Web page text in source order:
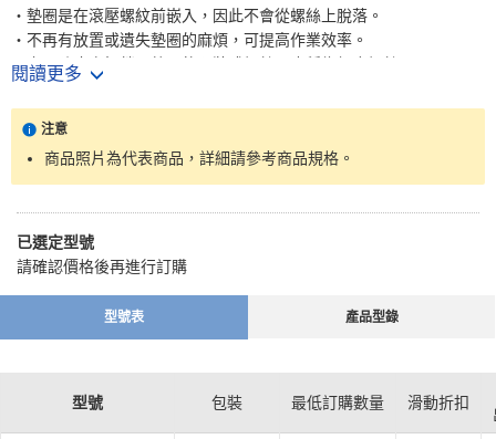
・墊圈是在滾壓螺紋前嵌入，因此不會從螺絲上脫落。
・不再有放置或遺失墊圈的麻煩，可提高作業效率。
・亦可防止忘記鎖入墊圈的預裝式螺絲。也稱為組合螺絲。
【用途】
・沒有特定用途，適合用在各種地方。
閱讀更多
注意
商品照片為代表商品，詳細請參考商品規格。
已選定型號
請確認價格後再進行訂購
型號表 產品型錄
型號 包裝 最低訂購數量 滑動折扣